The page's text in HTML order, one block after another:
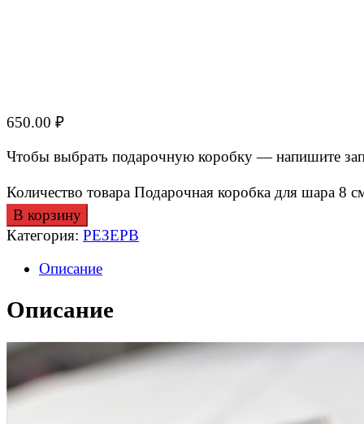
650.00 ₽
Чтобы выбрать подарочную коробку — напишите
Количество товара Подарочная коробка для шара 8
В корзину
Категория: РЕЗЕРВ
Описание
Описание